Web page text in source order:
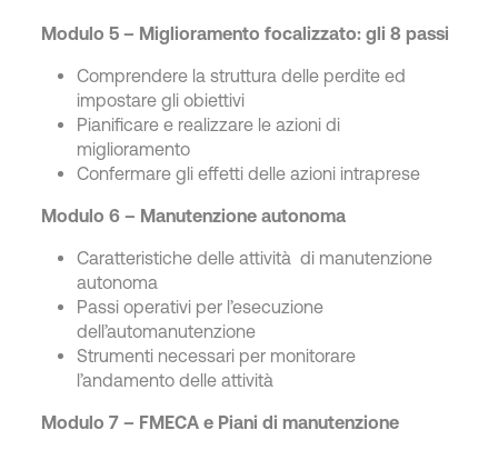
Modulo 5 – Miglioramento focalizzato: gli 8 passi
Comprendere la struttura delle perdite ed
impostare gli obiettivi
Pianificare e realizzare le azioni di
miglioramento
Confermare gli effetti delle azioni intraprese
Modulo 6 – Manutenzione autonoma
Caratteristiche delle attività di manutenzione
autonoma
Passi operativi per l’esecuzione
dell’automanutenzione
Strumenti necessari per monitorare
l’andamento delle attività
Modulo 7 – FMECA e Piani di manutenzione